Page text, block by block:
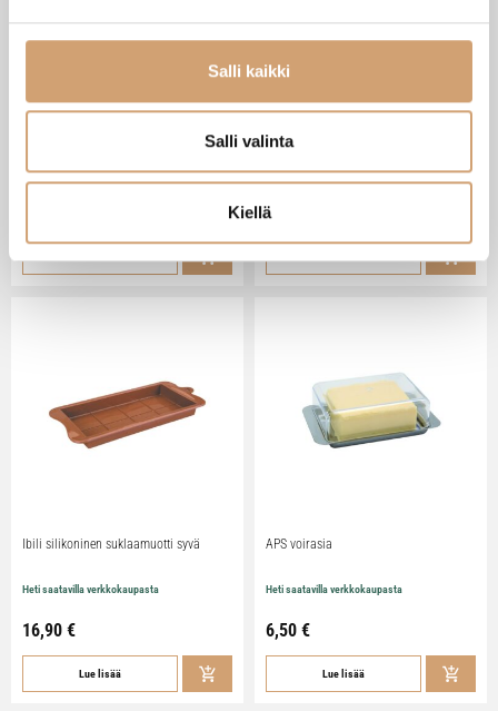
Salli kaikki
Salli valinta
Kiellä
Heti saatavilla verkkokaupasta Heti saatavilla verkkokaupasta
29,90
Ibili silikoninen suklaamuotti syvä
Heti saatavilla verkkokaupasta
16,90 €
Lue lisää
APS voirasia
Heti saatavilla verkkokaupasta
6,50 €
Lue lisää